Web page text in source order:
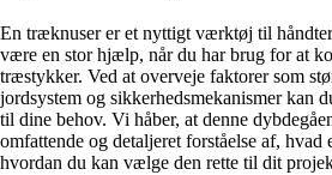
En træknuser er et nyttigt værktøj til
være en stor hjælp, når du har brug for at
træstykker. Ved at overveje faktorer som
jordsystem og sikkerhedsmekanismer kan
til dine behov. Vi håber, at denne
omfattende og detaljeret forståelse af, hvad
hvordan du kan vælge den rette til dit